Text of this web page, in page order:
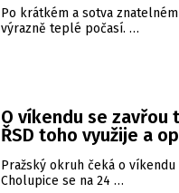
Po krátkém a sotva
výrazně teplé počasí. …
O víkendu se zavřou
ŘSD toho využije a
Pražský okruh čeká o
Cholupice se na 24 …